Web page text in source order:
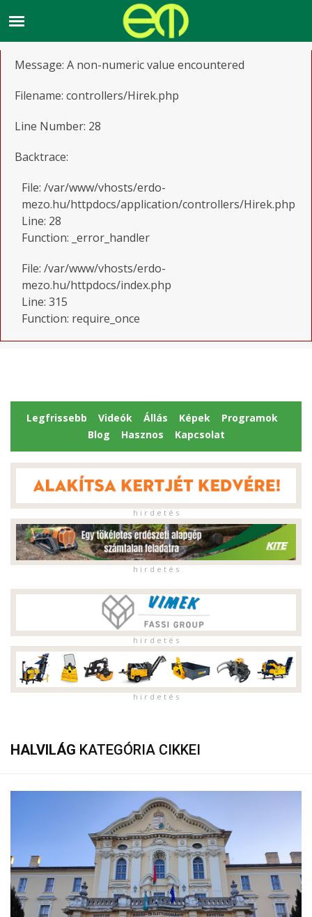
A PHP Error was encountered
Message: A non-numeric value encountered
Filename: controllers/Hirek.php
Line Number: 28
Backtrace:
File: /var/www/vhosts/erdo-
mezo.hu/httpdocs/application/controllers/Hirek.php
Line: 28
Function: _error_handler
File: /var/www/vhosts/erdo-
mezo.hu/httpdocs/index.php
Line: 315
Function: require_once
Legfrissebb Videók Állás Képek
Programok
Blog
Hasznos Kapcsolat
h i r d e t é s
h i r d e t é s
h i r d e t é s
h i r d e t é s
HALVILÁG KATEGÓRIA CIKKEI